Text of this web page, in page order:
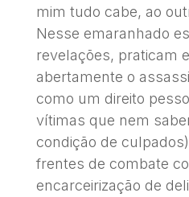
mim tudo cabe, ao
Nesse emaranhado
revelações, praticam
abertamente o
como um direito
vítimas que nem
condição de
frentes de combate
encarceirização de